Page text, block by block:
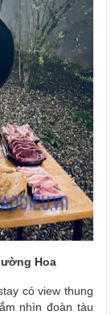
Hoa
có view thung
nhìn đoàn tàu